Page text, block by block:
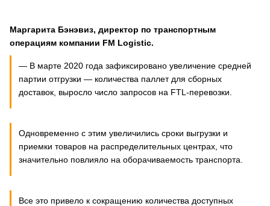
Маргарита Бэнэвиз, директор по транспортным
операциям компании FM Logistic.
— В марте 2020 года зафиксировано увеличение средней
партии отгрузки — количества паллет для сборных
доставок, выросло число запросов на FTL-перевозки.
Одновременно с этим увеличились сроки выгрузки и
приемки товаров на распределительных центрах, что
значительно повлияло на оборачиваемость транспорта.
Все это привело к сокращению количества доступных